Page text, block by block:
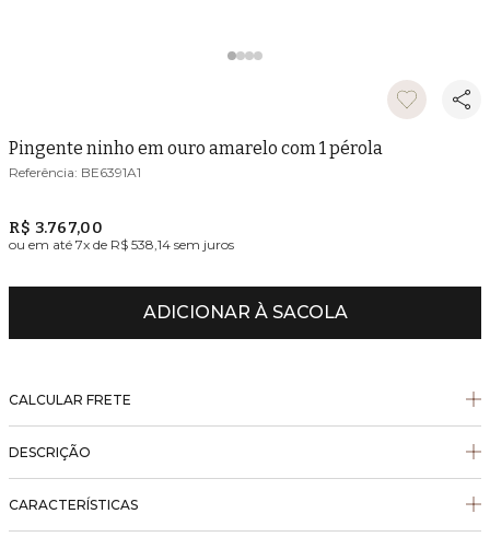
Pingente ninho em ouro amarelo com 1 pérola
BE6391A1
R$ 3.767,00
ou em até 7x de R$ 538,14 sem juros
ADICIONAR À SACOLA
CALCULAR FRETE
DESCRIÇÃO
CARACTERÍSTICAS